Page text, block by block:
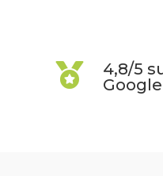

4,8/5
Google